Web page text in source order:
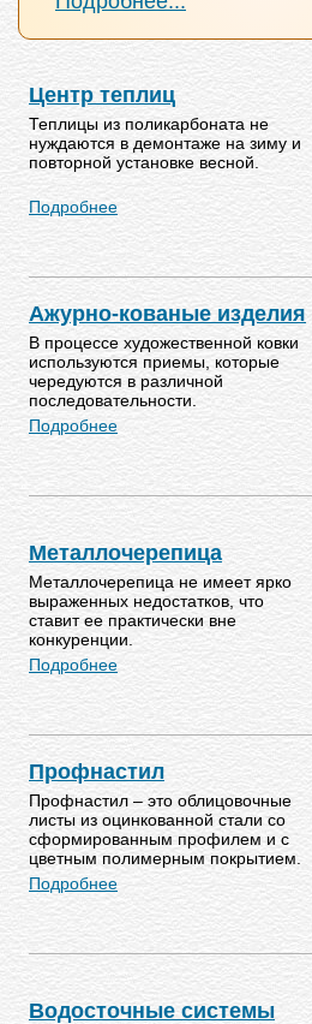
Центр теплиц
Теплицы из поликарбоната не
нуждаются в демонтаже на зиму и
повторной установке весной.
Подробнее
Ажурно-кованые изделия
В процессе художественной ковки
используются приемы, которые
чередуются в различной
последовательности.
Подробнее
Металлочерепица
Металлочерепица не имеет ярко
выраженных недостатков, что
ставит ее практически вне
конкуренции.
Подробнее
Профнастил
Профнастил – это облицовочные
листы из оцинкованной стали со
сформированным профилем и с
цветным полимерным покрытием.
Подробнее
Водосточные системы